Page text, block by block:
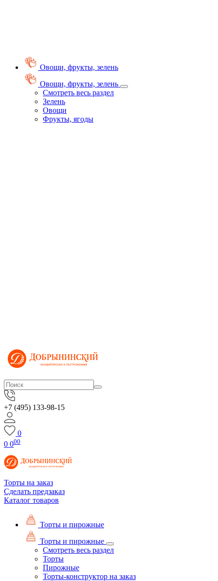
Овощи, фрукты, зелень
Овощи, фрукты, зелень
Смотреть весь раздел
Зелень
Овощи
Фрукты, ягоды
+7 (495) 133-98-15
0
0 000
Торты на заказ
Сделать предзаказ
Каталог товаров
Торты и пирожные
Торты и пирожные
Смотреть весь раздел
Торты
Пирожные
Торты-конструктор на заказ